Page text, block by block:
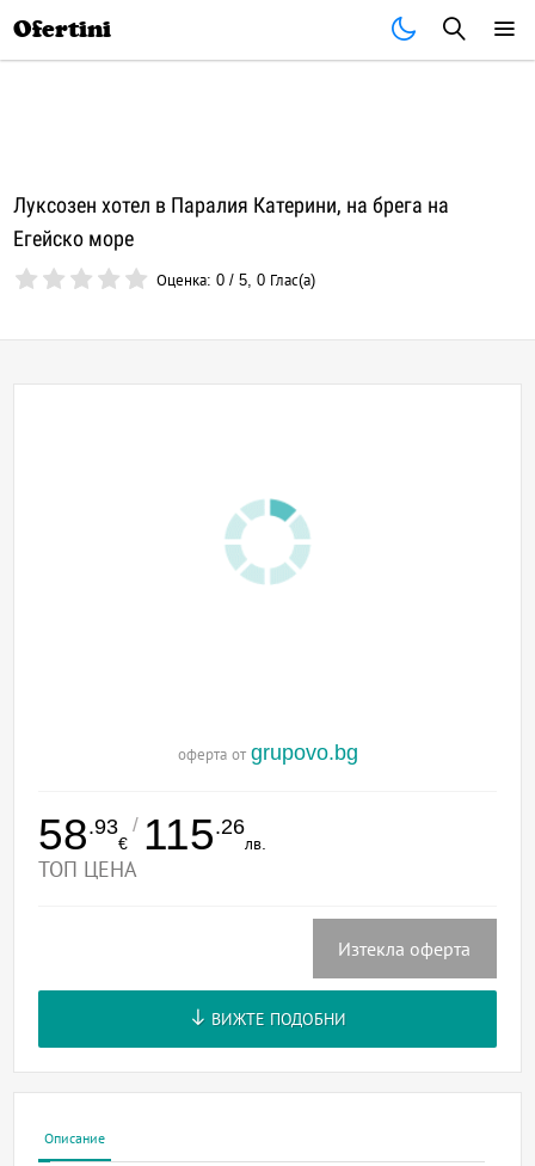
Ofertini
Луксозен хотел в Паралия Катерини, на брега на
Егейско море
Оценка:0 /5,0 Глас(а)
оферта от grupovo.bg
58.93
€
/ 115.26
лв.
ТОП ЦЕНА
Изтекла оферта
ВИЖТЕ ПОДОБНИ
Описание